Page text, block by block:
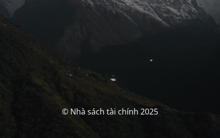
© Nhà sách tài chính 2025